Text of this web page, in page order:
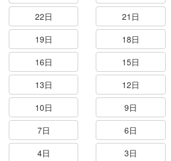
22日
21日
19日
18日
16日
15日
13日
12日
10日
9日
7日
6日
4日
3日